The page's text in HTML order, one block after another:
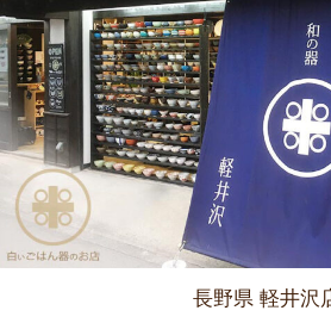
んが白いごはん器のお店 らいすぼーる
ました。
2024/3/12
≪ラジオで紹介されました≫ 2021年7月8
キング『レポドラ中継』コーナーに 白い
ぼーる 小牧店が出演しました。
長野県 軽井沢